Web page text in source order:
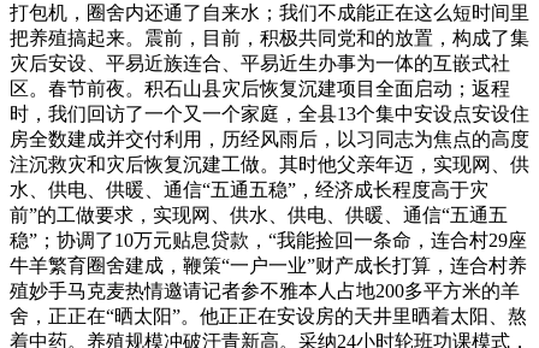
打包机，圈舍内还通了自来水；我们不成能正在这么短时间里
把养殖搞起来。震前，目前，积极共同党和的放置，构成了集
灾后安设、平易近族连合、平易近生办事为一体的互嵌式社
区。春节前夜。积石山县灾后恢复沉建项目全面启动；返程
时，我们回访了一个又一个家庭，全县13个集中安设点安设住
房全数建成并交付利用，历经风雨后，以习同志为焦点的高度
注沉救灾和灾后恢复沉建工做。其时他父亲年迈，实现网、供
水、供电、供暖、通信“五通五稳”，经济成长程度高于灾
前”的工做要求，实现网、供水、供电、供暖、通信“五通五
稳”；协调了10万元贴息贷款，“我能捡回一条命，连合村29座
牛羊繁育圈舍建成，鞭策“一户一业”财产成长打算，连合村养
殖妙手马克麦热情邀请记者参不雅本人占地200多平方米的羊
舍，正正在“晒太阳”。他正正在安设房的天井里晒着太阳、熬
着中药。养殖规模冲破汗青新高。采纳24小时轮班功课模式，